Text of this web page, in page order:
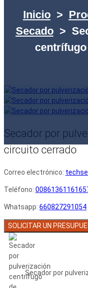
Inicio>
Secado>
Secador por
circuito cerrado
Correo electrónico:
Teléfono:
Whatsapp: 660827291054
SOLICITAR UN
Secador por